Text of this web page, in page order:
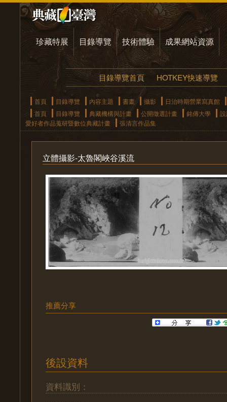
珍藏特展 目錄導覽 技術體驗 成果網站資源
目錄導覽首頁 HOTKEY快速導覽
首頁 目錄導覽 內容主題 書畫 攝影
日治時期營業寫真館
首頁
目錄導覽 典藏機構與計畫 公開徵選計畫 銘傳大學
愛好者作品蒐研暨數位典藏計畫
張清言作品集
立體攝影-太魯閣峽谷溪流
推薦分享
後設資料
資料識別：